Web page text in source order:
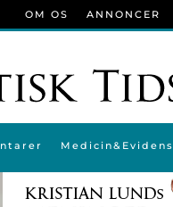
Medicin&Evidens
OM OS ANNONCER